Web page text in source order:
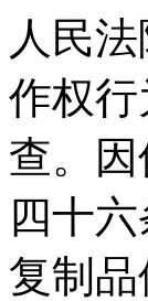
人民
作权
查。
四十
复制